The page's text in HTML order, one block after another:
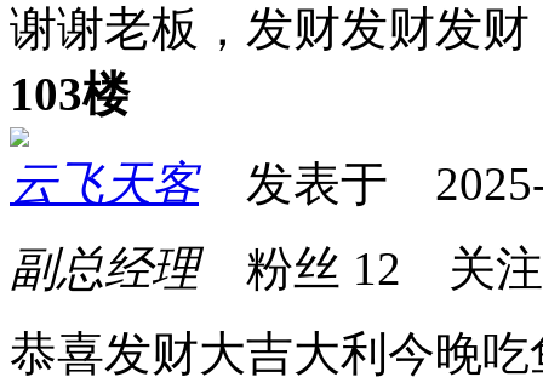
谢谢老板，发财发财发财
103楼
云飞天客发表于 2025-
副总经理粉丝 12 关
恭喜发财大吉大利今晚吃